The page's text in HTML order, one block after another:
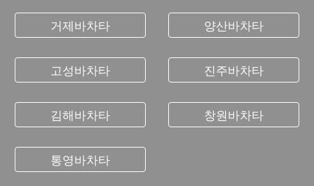
거제바차타
고성바차타
김해바차타
통영바차타
양산바차타
진주바차타
창원바차타